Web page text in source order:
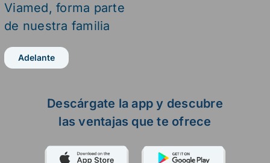
Descárgate la app y descubre
las ventajas que te ofrece
Viamed, forma parte
de nuestra familia
Adelante